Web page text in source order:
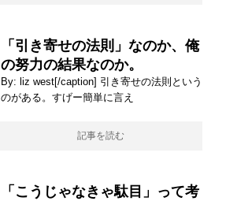
「引き寄せの法則」なのか、俺
の努力の結果なのか。
By: liz west[/caption] 引き寄せの法則という
のがある。すげー簡単に言え
記事を読む
「こうじゃなきゃ駄目」って考